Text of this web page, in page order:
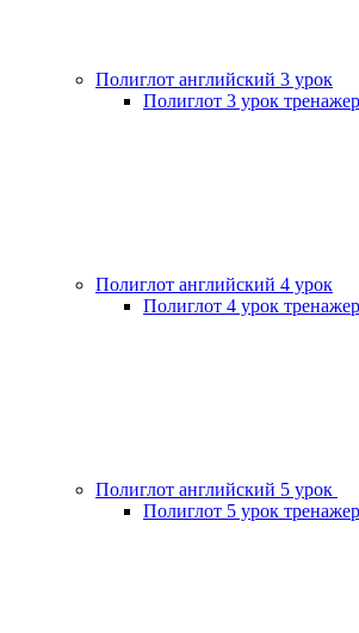
Полиглот английский 3 урок
Полиглот 3 урок тренажер
Полиглот английский 4 урок
Полиглот 4 урок тренажер
Полиглот английский 5 урок
Полиглот 5 урок тренажер